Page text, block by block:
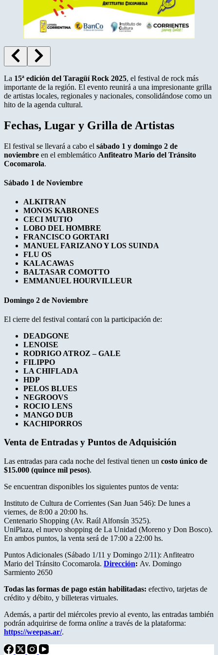
La 15ª edición del Taragüí Rock 2025, el festival de rock más
importante de la región. El evento reunirá a una impresionante grilla
de artistas locales, regionales y nacionales, consolidándose como un
hito de la agenda cultural.
Fechas, Lugar y Grilla de Artistas
El festival se llevará a cabo el sábado 1 y domingo 2 de
noviembre en el emblemático Anfiteatro Mario del Tránsito
Cocomarola.
Sábado 1 de Noviembre
ALKITRAN
MONOS KABRONES
CECI MUTIO
LOBO DEL HOMBRE
FRANCISCO GORTARI
MANUEL FARIZANO Y LOS SUINDA
FLU OS
KALACAWAS
BALTASAR COMOTTO
EMMANUEL HOURVILLEUR
Domingo 2 de Noviembre
El cierre del festival contará con la participación de:
DEADGONE
LENOISE
RODRIGO ATROZ – GALE
FILIPPO
LA CHIFLADA
HDP
PELOS BLUES
NEGROOVS
ROCIO LENS
MANGO DUB
KACHIPORROS
Venta de Entradas y Puntos de Adquisición
Las entradas para cada noche del festival tienen un costo único de
$15.000 (quince mil pesos).
Se encuentran disponibles los siguientes puntos de venta:
Instituto de Cultura de Corrientes (San Juan 546): De lunes a
viernes, de 8:00 a 20:00 hs.
Centenario Shopping (Av. Raúl Alfonsín 3525).
UniPlaza, el nuevo shopping de La Unidad (Moreno y Don Bosco).
En ambos puntos, la venta será de 17:00 a 22:00 hs.
Puntos Adicionales (Sábado 1/11 y Domingo 2/11): Anfiteatro
Mario del Tránsito Cocomarola. Dirección: Av. Domingo
Sarmiento 2650
Todas las formas de pago están habilitadas: efectivo, tarjetas de
crédito y débito, y billeteras virtuales.
Además, a partir del miércoles previo al evento, las entradas también
podrán adquirirse de forma online a través de la plataforma:
https://weepas.ar/.